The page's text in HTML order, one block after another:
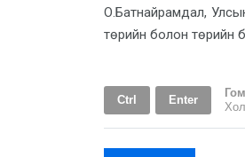
О.Батнайрамдал,
төрийн болон төрийн
Ctrl Enter